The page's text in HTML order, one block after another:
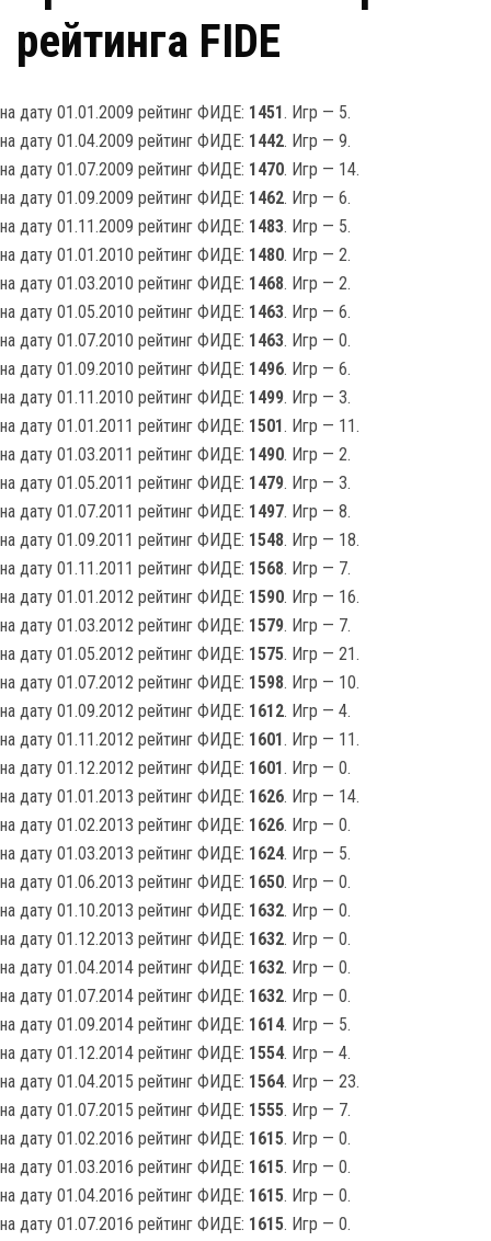
рейтинга FIDE
на дату 01.01.2009 рейтинг ФИДЕ: 1451. Игр — 5.
на дату 01.04.2009 рейтинг ФИДЕ: 1442. Игр — 9.
на дату 01.07.2009 рейтинг ФИДЕ: 1470. Игр — 14.
на дату 01.09.2009 рейтинг ФИДЕ: 1462. Игр — 6.
на дату 01.11.2009 рейтинг ФИДЕ: 1483. Игр — 5.
на дату 01.01.2010 рейтинг ФИДЕ: 1480. Игр — 2.
на дату 01.03.2010 рейтинг ФИДЕ: 1468. Игр — 2.
на дату 01.05.2010 рейтинг ФИДЕ: 1463. Игр — 6.
на дату 01.07.2010 рейтинг ФИДЕ: 1463. Игр — 0.
на дату 01.09.2010 рейтинг ФИДЕ: 1496. Игр — 6.
на дату 01.11.2010 рейтинг ФИДЕ: 1499. Игр — 3.
на дату 01.01.2011 рейтинг ФИДЕ: 1501. Игр — 11.
на дату 01.03.2011 рейтинг ФИДЕ: 1490. Игр — 2.
на дату 01.05.2011 рейтинг ФИДЕ: 1479. Игр — 3.
на дату 01.07.2011 рейтинг ФИДЕ: 1497. Игр — 8.
на дату 01.09.2011 рейтинг ФИДЕ: 1548. Игр — 18.
на дату 01.11.2011 рейтинг ФИДЕ: 1568. Игр — 7.
на дату 01.01.2012 рейтинг ФИДЕ: 1590. Игр — 16.
на дату 01.03.2012 рейтинг ФИДЕ: 1579. Игр — 7.
на дату 01.05.2012 рейтинг ФИДЕ: 1575. Игр — 21.
на дату 01.07.2012 рейтинг ФИДЕ: 1598. Игр — 10.
на дату 01.09.2012 рейтинг ФИДЕ: 1612. Игр — 4.
на дату 01.11.2012 рейтинг ФИДЕ: 1601. Игр — 11.
на дату 01.12.2012 рейтинг ФИДЕ: 1601. Игр — 0.
на дату 01.01.2013 рейтинг ФИДЕ: 1626. Игр — 14.
на дату 01.02.2013 рейтинг ФИДЕ: 1626. Игр — 0.
на дату 01.03.2013 рейтинг ФИДЕ: 1624. Игр — 5.
на дату 01.06.2013 рейтинг ФИДЕ: 1650. Игр — 0.
на дату 01.10.2013 рейтинг ФИДЕ: 1632. Игр — 0.
на дату 01.12.2013 рейтинг ФИДЕ: 1632. Игр — 0.
на дату 01.04.2014 рейтинг ФИДЕ: 1632. Игр — 0.
на дату 01.07.2014 рейтинг ФИДЕ: 1632. Игр — 0.
на дату 01.09.2014 рейтинг ФИДЕ: 1614. Игр — 5.
на дату 01.12.2014 рейтинг ФИДЕ: 1554. Игр — 4.
на дату 01.04.2015 рейтинг ФИДЕ: 1564. Игр — 23.
на дату 01.07.2015 рейтинг ФИДЕ: 1555. Игр — 7.
на дату 01.02.2016 рейтинг ФИДЕ: 1615. Игр — 0.
на дату 01.03.2016 рейтинг ФИДЕ: 1615. Игр — 0.
на дату 01.04.2016 рейтинг ФИДЕ: 1615. Игр — 0.
на дату 01.07.2016 рейтинг ФИДЕ: 1615. Игр — 0.